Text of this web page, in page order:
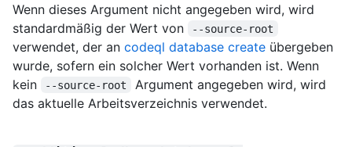
Wenn dieses Argument nicht angegeben wird, wird
standardmäßig der Wert von
--source-root
verwendet, der an codeql database create übergeben
wurde, sofern ein solcher Wert vorhanden ist. Wenn
kein
--source-root
Argument angegeben wird, wird
das aktuelle Arbeitsverzeichnis verwendet.